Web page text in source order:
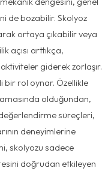
de bozabilir. Skolyoz
ortaya çıkabilir veya
açısı arttıkça,
giderek zorlaşır.
bir rol oynar. Özellikle
olduğundan,
süreçleri,
deneyimlerine
skolyozu sadece
doğrudan etkileyen